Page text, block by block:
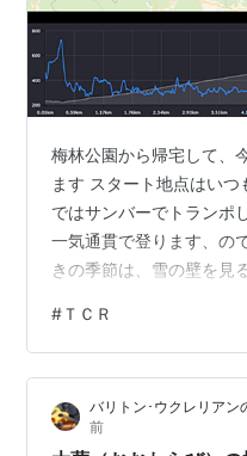
梅林公園から帰宅して、
ます スタート地点はい
ではサンバーでトランポ
一気通貫で登ります、の
きの季節は、雪の壁を見
荘まで登りました ハイ、
ｍ弱、葉山登山の登山口
ここまでです こちらは
な こっちは登山者用の
ないはずですけどね、も
#ＴＣＲ
バリトン･ウクレリアン
前